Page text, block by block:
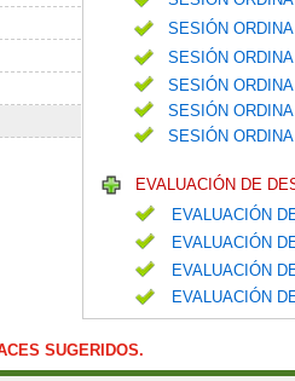
SESIÓN
SESIÓN
SESIÓN
SESIÓN
SESIÓN
EVALUACIÓN DE
EVALUACIÓN
EVALUACIÓN
EVALUACIÓN
EVALUACIÓN
SUGERIDOS.